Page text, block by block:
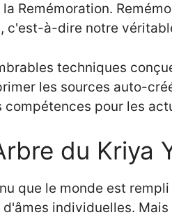
Remémoration.
c'est-à-dire notre
techniques
les sources auto-
pour les
du Kriya
que le monde est
individuelles.